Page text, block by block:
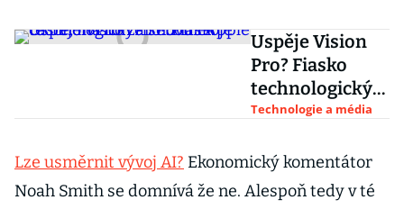
Uspěje Vision
Pro? Fiasko
technologickýc
h novinek je
sebou i Apple
Technologie a média
Lze usměrnit vývoj AI? Ekonomický komentátor
Noah Smith se domnívá že ne. Alespoň tedy v té